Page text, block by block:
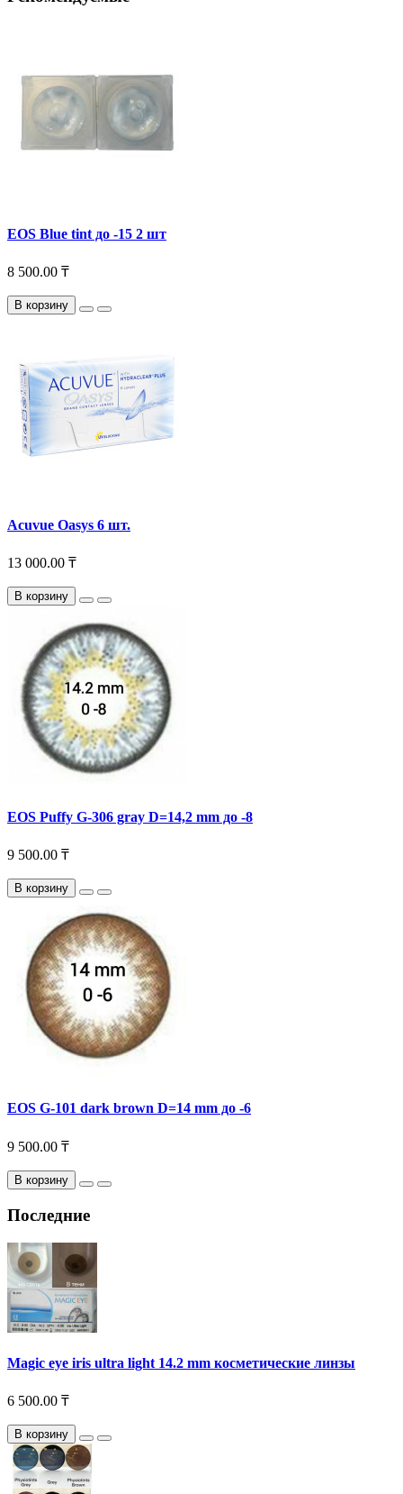
EOS Blue tint до -15 2 шт
8 500.00 ₸
В корзину
Acuvue Oasys 6 шт.
13 000.00 ₸
В корзину
EOS Puffy G-306 gray D=14,2 mm до -8
9 500.00 ₸
В корзину
EOS G-101 dark brown D=14 mm до -6
9 500.00 ₸
В корзину
Последние
Magic eye iris ultra light 14.2 mm косметические линзы
6 500.00 ₸
В корзину